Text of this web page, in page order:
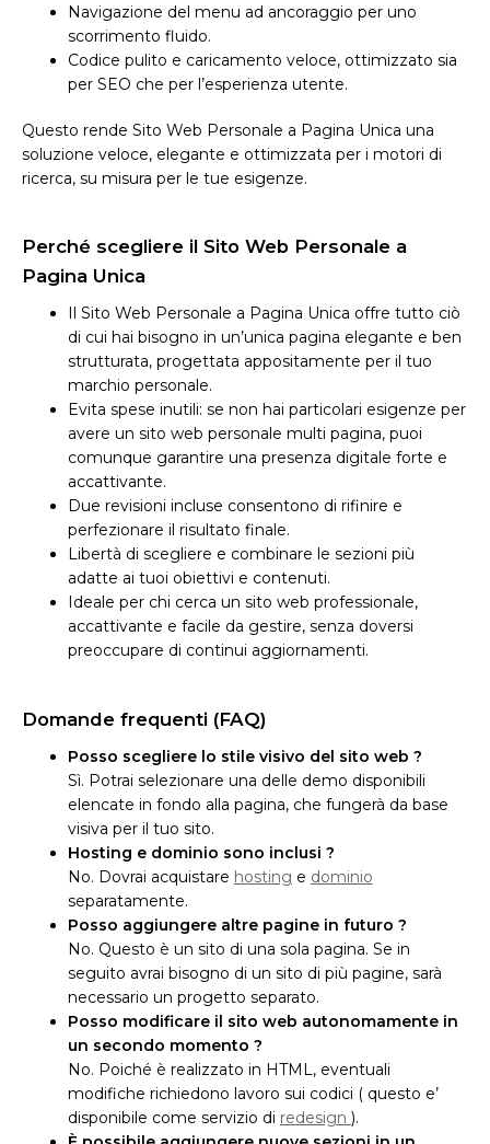
Navigazione del menu ad ancoraggio per uno
scorrimento fluido.
Codice pulito e caricamento veloce, ottimizzato sia
per SEO che per l’esperienza utente.
Questo rende Sito Web Personale a Pagina Unica una
soluzione veloce, elegante e ottimizzata per i motori di
ricerca, su misura per le tue esigenze.
Perché scegliere il Sito Web Personale a
Pagina Unica
Il Sito Web Personale a Pagina Unica offre tutto ciò
di cui hai bisogno in un’unica pagina elegante e ben
strutturata, progettata appositamente per il tuo
marchio personale.
Evita spese inutili: se non hai particolari esigenze per
avere un sito web personale multi pagina, puoi
comunque garantire una presenza digitale forte e
accattivante.
Due revisioni incluse consentono di rifinire e
perfezionare il risultato finale.
Libertà di scegliere e combinare le sezioni più
adatte ai tuoi obiettivi e contenuti.
Ideale per chi cerca un sito web professionale,
accattivante e facile da gestire, senza doversi
preoccupare di continui aggiornamenti.
Domande frequenti (FAQ)
Posso scegliere lo stile visivo del sito web ?
Sì. Potrai selezionare una delle demo disponibili
elencate in fondo alla pagina, che fungerà da base
visiva per il tuo sito.
Hosting e dominio sono inclusi ?
No. Dovrai acquistare hosting e dominio
separatamente.
Posso aggiungere altre pagine in futuro ?
No. Questo è un sito di una sola pagina. Se in
seguito avrai bisogno di un sito di più pagine, sarà
necessario un progetto separato.
Posso modificare il sito web autonomamente in
un secondo momento ?
No. Poiché è realizzato in HTML, eventuali
modifiche richiedono lavoro sui codici ( questo e’
disponibile come servizio di redesign ).